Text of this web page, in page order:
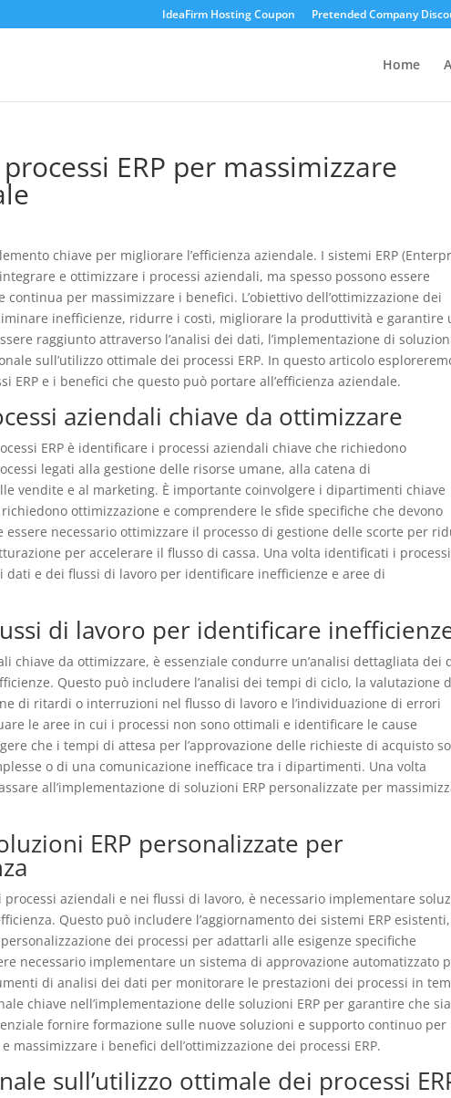
IdeaFirm Hosting Coupon Pretended Company
Home
ERP per massimizzare
chiave per migliorare l’efficienza aziendale. I sistemi ERP
e ottimizzare i processi aziendali, ma spesso possono essere
per massimizzare i benefici. L’obiettivo dell’ottimizzazione dei
inefficienze, ridurre i costi, migliorare la produttività e garantire
raggiunto attraverso l’analisi dei dati, l’implementazione di
sull’utilizzo ottimale dei processi ERP. In questo articolo
ERP e i benefici che questo può portare all’efficienza aziendale.
aziendali chiave da ottimizzare
ERP è identificare i processi aziendali chiave che richiedono
legati alla gestione delle risorse umane, alla catena di
vendite e al marketing. È importante coinvolgere i dipartimenti chiave
ottimizzazione e comprendere le sfide specifiche che devono
necessario ottimizzare il processo di gestione delle scorte per
per accelerare il flusso di cassa. Una volta identificati i processi
dati e dei flussi di lavoro per identificare inefficienze e aree di
di lavoro per identificare
chiave da ottimizzare, è essenziale condurre un’analisi dettagliata dei
Questo può includere l’analisi dei tempi di ciclo, la valutazione
di ritardi o interruzioni nel flusso di lavoro e l’individuazione di errori
le aree in cui i processi non sono ottimali e identificare le cause
che i tempi di attesa per l’approvazione delle richieste di acquisto
o di una comunicazione inefficace tra i dipartimenti. Una volta
all’implementazione di soluzioni ERP personalizzate per
ERP personalizzate per
aziendali e nei flussi di lavoro, è necessario implementare
Questo può includere l’aggiornamento dei sistemi ERP esistenti,
dei processi per adattarli alle esigenze specifiche
necessario implementare un sistema di approvazione automatizzato
di analisi dei dati per monitorare le prestazioni dei processi in
chiave nell’implementazione delle soluzioni ERP per garantire che
fornire formazione sulle nuove soluzioni e supporto continuo per
i benefici dell’ottimizzazione dei processi ERP.
sull’utilizzo ottimale dei processi